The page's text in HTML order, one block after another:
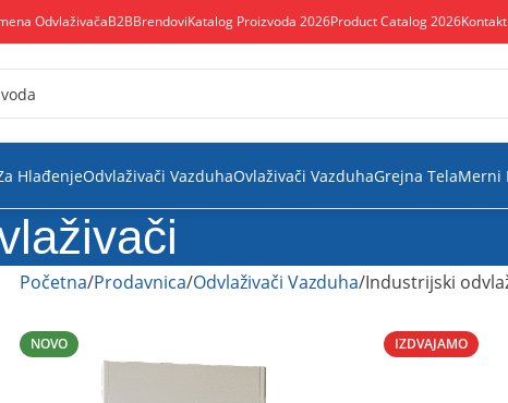
OdvlaživačaB2BBrendoviKatalog Proizvoda 2026Product Catalog 2026Kontakt
HlađenjeOdvlaživači VazduhaOvlaživači VazduhaGrejna TelaMerni
Početna Prodavnica Odvlaživači Vazduha Industrijski
NOVO IZDVAJAMO